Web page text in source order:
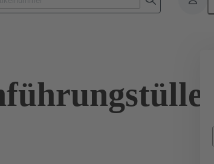
Zubehör